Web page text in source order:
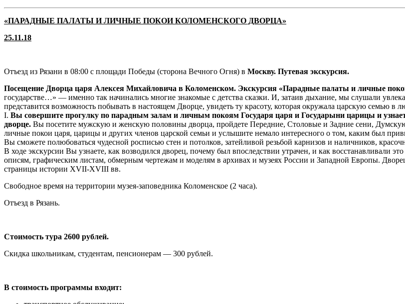
«ПАРАДНЫЕ ПАЛАТЫ И ЛИЧНЫЕ ПОКОИ КОЛОМЕНСКОГО ДВОРЦА»
25.11.18
Отъезд из Рязани в 08:00 с площади Победы (сторона Вечного Огня) в Москву. Путевая экскурсия.
Посещение Дворца царя Алексея Михайловича в Коломенском. Экскурсия «Парадные палаты и личные
государстве…» — именно так начинались многие знакомые с детства сказки. И, затаив дыхание, мы слушали
представится возможность побывать в настоящем Дворце, увидеть ту красоту, которая окружала царскую семью
I. Вы совершите прогулку по парадным залам и личным покоям Государя царя и Государыни царицы и
дворце. Вы посетите мужскую и женскую половины дворца, пройдете Передние, Столовые и Задние сени,
личные покои царя, царицы и других членов царской семьи и услышите немало интересного о том, каким был
Вы сможете полюбоваться чудесной росписью стен и потолков, затейливой резьбой карнизов и наличников,
В ходе экскурсии Вы узнаете, как возводился дворец, почему был впоследствии утрачен, и как восстанавливали
описям, графическим листам, обмерным чертежам и моделям в архивах и музеях России и Западной Европы.
страницы истории XVII-XVIII вв.
Свободное время на территории музея-заповедника Коломенское (2 часа).
Отъезд в Рязань.
Стоимость тура 2600 рублей.
Скидка школьникам, студентам, пенсионерам — 300 рублей.
В стоимость программы входит: